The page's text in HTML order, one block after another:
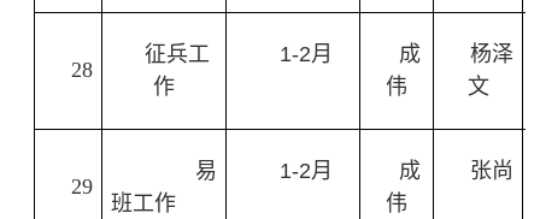
28
征兵工
作
1-2月
成
伟
杨泽
文
29
易
班工作
1-2月
成
伟
张尚